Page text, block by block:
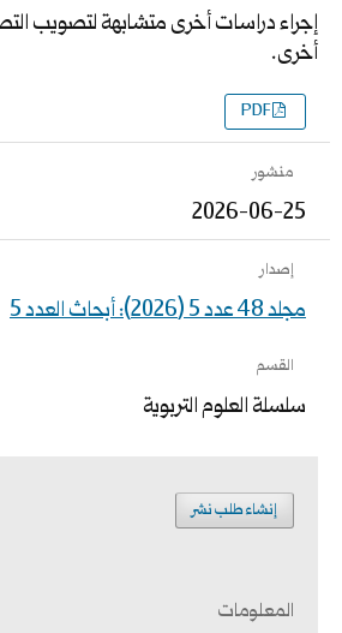
إجراء دراسات أخرى متشابهة لتصويب
أخرى.
PDF
منشور
2026-06-25
إصدار
مجلد 48 عدد 5 (2026): أبحاث العدد 5
القسم
سلسلة العلوم التربوية
إنشاء طلب نشر
المعلومات